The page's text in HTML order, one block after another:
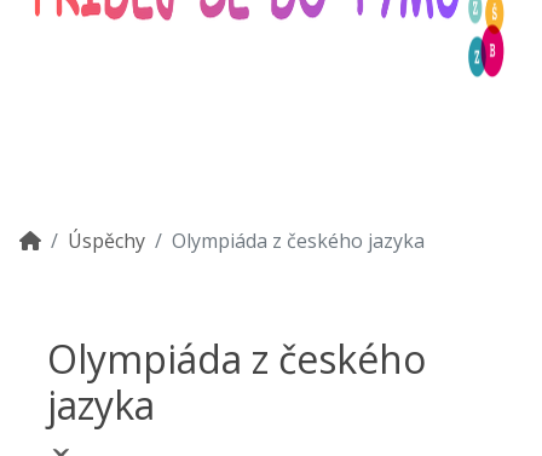
Úspěchy Olympiáda z českého jazyka
Olympiáda z českého
jazyka